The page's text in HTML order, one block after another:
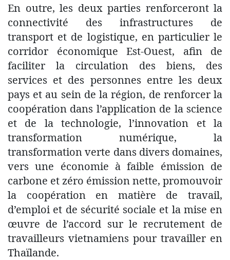
En outre, les deux parties renforceront la
connectivité des infrastructures de
transport et de logistique, en particulier le
corridor économique Est-Ouest, afin de
faciliter la circulation des biens, des
services et des personnes entre les deux
pays et au sein de la région, de renforcer la
coopération dans l’application de la science
et de la technologie, l’innovation et la
transformation numérique, la
transformation verte dans divers domaines,
vers une économie à faible émission de
carbone et zéro émission nette, promouvoir
la coopération en matière de travail,
d’emploi et de sécurité sociale et la mise en
œuvre de l’accord sur le recrutement de
travailleurs vietnamiens pour travailler en
Thaïlande.